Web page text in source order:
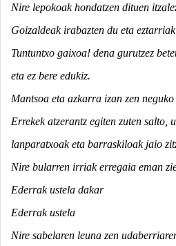
Nire lepokoak hondatzen dituen
Goizaldeak irabazten du eta
Tuntuntxo gaixoa! dena gurutzez
eta ez bere edukiz.
Mantsoa eta azkarra izan zen
Errekek atzerantz egiten zuten salto,
lanparatxoak eta barraskiloak jaio
Nire bularren irriak erregaia eman
Ederrak ustela dakar
Ederrak ustela
Nire sabelaren leuna zen